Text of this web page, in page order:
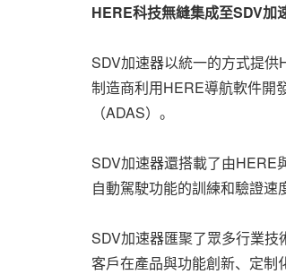
HERE科技無縫集成至SDV加
SDV加速器以統一的方式提
制造商利用HERE導航軟件開
（ADAS）。
SDV加速器還搭載了由HERE
自動駕駛功能的訓練和驗證速
SDV加速器匯聚了眾多行業
客戶在產品與功能創新、定制